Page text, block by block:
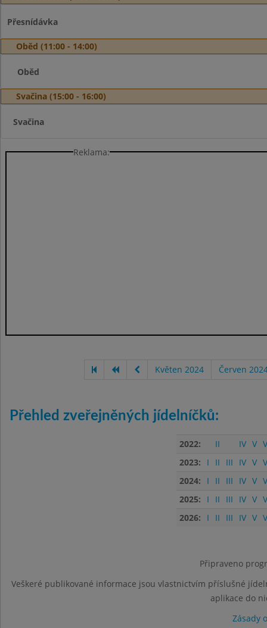
Přesnídávka
Oběd (11:00 - 14:00)
Oběd
Svačina (15:00 - 16:00)
Svačina
Reklama:
Květen 2024 Červen
Přehled zveřejněných jídelníčků:
2022: II IV V
2023:
I II III IV V
2024:
I II III IV V
2025:
I II III IV V
2026:
I II III IV V
Připraveno
Veškeré publikované informace jsou vlastnictvím příslušné
aplikace do
Zásady